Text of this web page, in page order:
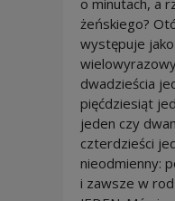
żeńskiego?
występuje
dwadzieścia
pięćdziesiąt
jeden czy
czterdzieści
nieodmienny:
i zawsze w